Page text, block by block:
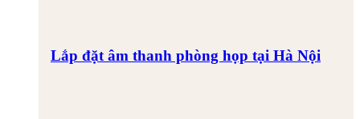
Lắp đặt âm thanh phòng họp tại Hà Nội